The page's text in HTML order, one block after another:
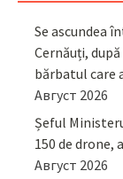
Se ascundea
Cernăuți,
bărbatul care
Август 2026
Șeful
150 de drone,
Август 2026